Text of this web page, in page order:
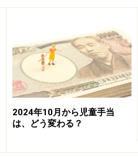
がり益、配当金、分配金な
経過後は次の年の投資枠を
恩恵を受け続けることがで
資産形成が期待できます。一
出すことができないなどの
払い出すことのできる「一
に比べ、使い勝手のよい制
2024年10月から児童手当
は、どう変わる？